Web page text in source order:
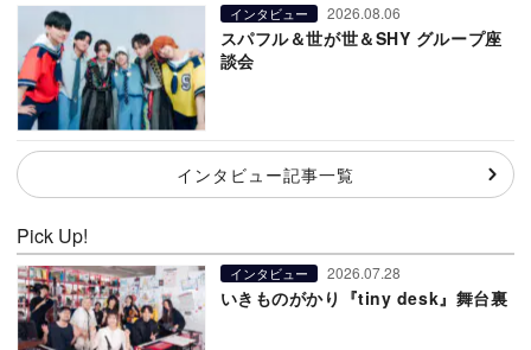
インタビュー 2026.08.06
スパフル＆世が世＆SHY グループ座
談会
インタビュー記事一覧
Pick Up!
インタビュー 2026.07.28
いきものがかり『tiny desk』舞台裏